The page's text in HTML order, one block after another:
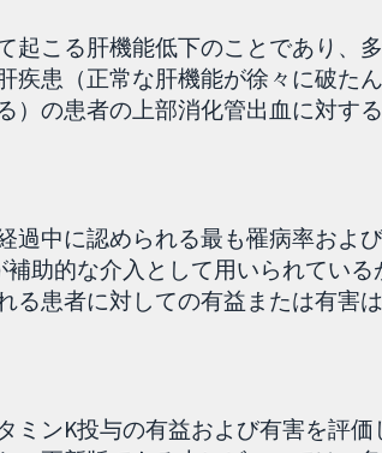
起こる肝機能低下のことであり、
疾患（正常な肝機能が徐々に破た
）の患者の上部消化管出血に対す
過中に認められる最も罹病率およ
助的な介入として用いられている
る患者に対しての有益または有害
ミンK投与の有益および有害を評価